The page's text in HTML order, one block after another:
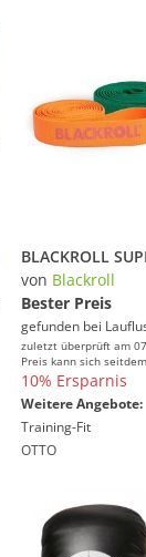
von Blackroll
Bester Preis
gefunden bei
zuletzt überprüft am
Preis kann sich
10% Ersparnis
Weitere Angebote:
Training-Fit
OTTO